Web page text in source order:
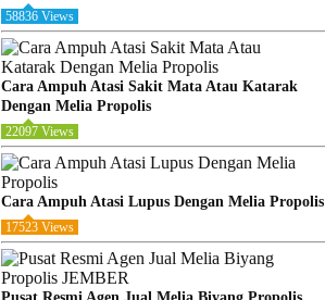
58836 Views
Cara Ampuh Atasi Sakit Mata Atau Katarak
Dengan Melia Propolis
22097 Views
Cara Ampuh Atasi Lupus Dengan Melia Propolis
17523 Views